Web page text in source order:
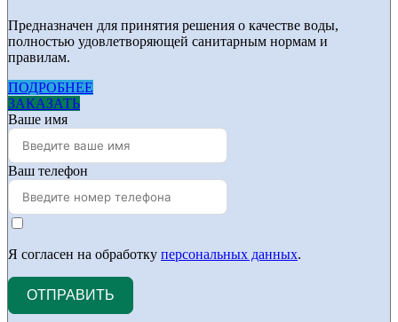
Предназначен для принятия решения о качестве воды,
полностью удовлетворяющей санитарным нормам и
правилам.
ПОДРОБНЕЕ
ЗАКАЗАТЬ
Ваше имя
Ваш телефон
Я согласен на обработку персональных данных.
ОТПРАВИТЬ